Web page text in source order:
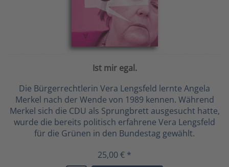
Ist mir egal.
Die Bürgerrechtlerin Vera Lengsfeld lernte Angela
Merkel nach der Wende von 1989 kennen. Während
Merkel sich die CDU als Sprungbrett ausgesucht hatte,
wurde die bereits politisch erfahrene Vera Lengsfeld
für die Grünen in den Bundestag gewählt.
25,00 € *